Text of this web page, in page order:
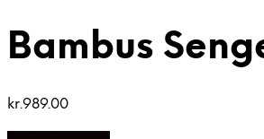
Bambus
kr.989.00